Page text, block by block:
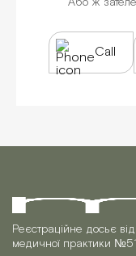
Call
Реєстраційне досьє
медичної практики